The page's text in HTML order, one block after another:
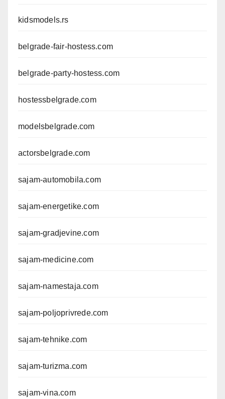
kidsmodels.rs
belgrade-fair-hostess.com
belgrade-party-hostess.com
hostessbelgrade.com
modelsbelgrade.com
actorsbelgrade.com
sajam-automobila.com
sajam-energetike.com
sajam-gradjevine.com
sajam-medicine.com
sajam-namestaja.com
sajam-poljoprivrede.com
sajam-tehnike.com
sajam-turizma.com
sajam-vina.com